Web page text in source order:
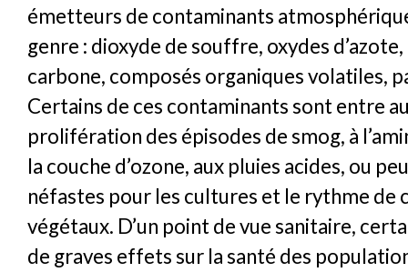
émetteurs de contaminants
genre : dioxyde de souffre, oxydes
carbone, composés organiques volatiles,
Certains de ces contaminants sont entre
prolifération des épisodes de smog, à
la couche d’ozone, aux pluies acides, ou
néfastes pour les cultures et le rythme de
végétaux. D’un point de vue sanitaire,
de graves effets sur la santé des